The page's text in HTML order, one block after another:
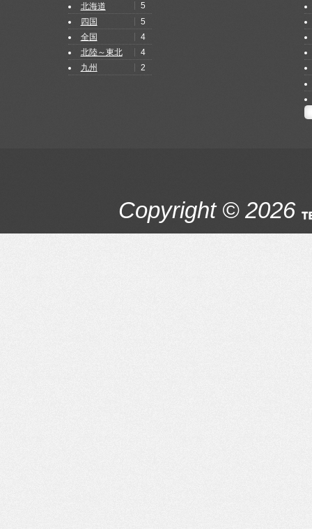
北海道
5
四国
5
全国
4
北陸～東北
4
九州
2
Copyright © 2026